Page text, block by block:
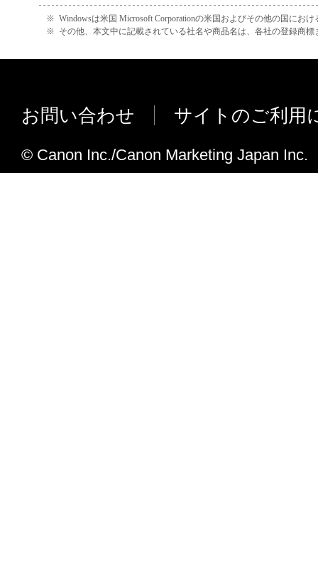
READ THIS AGREEMENT,
ALSO AGREE THAT THIS AGREEMENT
AGREEMENT BETWEEN YOU AND
CONCERNING THE SUBJECT MATTER
SUPERSEDES ALL PROP OS ALS OR
AGREEMENTS, VERBAL OR WRITTEN,
※ Windowsは米国 Microsoft Corporationの米国およびその他の国にお
※ その他、本文中に記載されている社名や商品名は、各社の登録商標
お問い合わせ サイトのご利用
© Canon Inc./Canon Marketing Japan Inc.